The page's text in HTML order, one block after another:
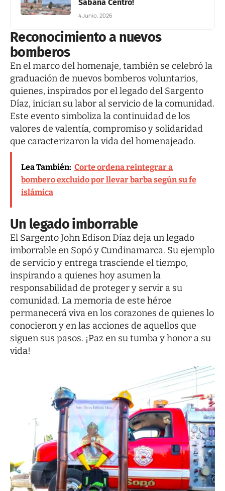
Sabana Centro!
4 Junio, 2026
Reconocimiento a nuevos
bomberos
En el marco del homenaje, también se celebró la
graduación de nuevos bomberos voluntarios,
quienes, inspirados por el legado del Sargento
Díaz, inician su labor al servicio de la comunidad.
Este evento simboliza la continuidad de los
valores de valentía, compromiso y solidaridad
que caracterizaron la vida del homenajeado.
Lea También: Corte ordena reintegrar a
bombero excluido por llevar barba según su fe
islámica
Un legado imborrable
El Sargento John Edison Díaz deja un legado
imborrable en Sopó y Cundinamarca. Su ejemplo
de servicio y entrega trasciende el tiempo,
inspirando a quienes hoy asumen la
responsabilidad de proteger y servir a su
comunidad. La memoria de este héroe
permanecerá viva en los corazones de quienes lo
conocieron y en las acciones de aquellos que
siguen sus pasos. ¡Paz en su tumba y honor a su
vida!